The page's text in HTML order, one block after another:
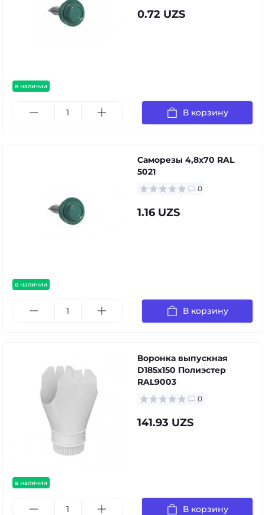
в наличии
0.72 UZS
В корзину
в наличии
Саморезы 4,8х70 RAL
5021
0
1.16 UZS
В корзину
в наличии
Воронка выпускная
D185х150 Полиэстер
RAL9003
0
141.93 UZS
В корзину